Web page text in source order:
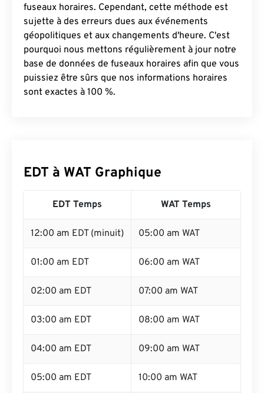
fuseaux horaires. Cependant, cette méthode est
sujette à des erreurs dues aux événements
géopolitiques et aux changements d'heure. C'est
pourquoi nous mettons régulièrement à jour notre
base de données de fuseaux horaires afin que vous
puissiez être sûrs que nos informations horaires
sont exactes à 100 %.
EDT à WAT Graphique
EDT Temps WAT Temps
12:00 am EDT (minuit) 05:00 am WAT
01:00 am EDT 06:00 am WAT
02:00 am EDT 07:00 am WAT
03:00 am EDT 08:00 am WAT
04:00 am EDT 09:00 am WAT
05:00 am EDT 10:00 am WAT